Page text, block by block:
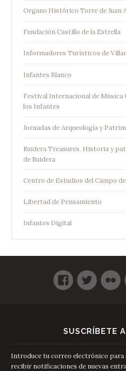
Organo Histórico Torre de Juan
Fundación Castillo de la Estrella
Informadores Turísticos de
Infantes Blanco
Festival Internacional de Música
los Infantes
Jornadas de Arqueología y
Ruidera Treasures. Historia y
de Ruidera
Centro de Estudios del Campo
Libertad de Pensamiento
Infantes Digital
SUSCRÍBETE
Introduce tu correo electrónico
recibir notificaciones de nuevas